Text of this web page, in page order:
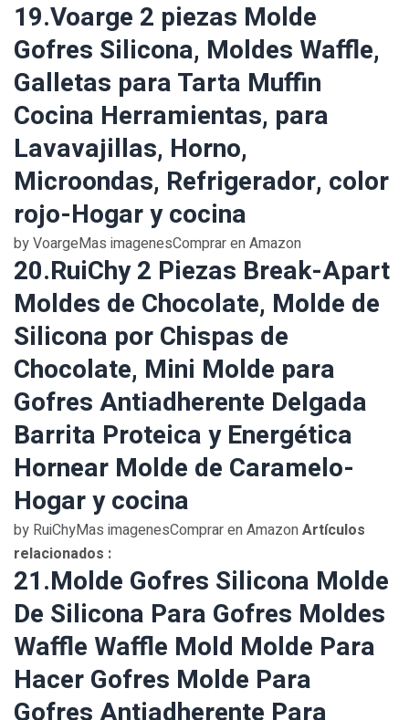
19.Voarge 2 piezas Molde
Gofres Silicona, Moldes Waffle,
Galletas para Tarta Muffin
Cocina Herramientas, para
Lavavajillas, Horno,
Microondas, Refrigerador, color
rojo-Hogar y cocina
by VoargeMas imagenesComprar en Amazon
20.RuiChy 2 Piezas Break-Apart
Moldes de Chocolate, Molde de
Silicona por Chispas de
Chocolate, Mini Molde para
Gofres Antiadherente Delgada
Barrita Proteica y Energética
Hornear Molde de Caramelo-
Hogar y cocina
by RuiChyMas imagenesComprar en AmazonArtículos
relacionados :
21.Molde Gofres Silicona Molde
De Silicona Para Gofres Moldes
Waffle Waffle Mold Molde Para
Hacer Gofres Molde Para